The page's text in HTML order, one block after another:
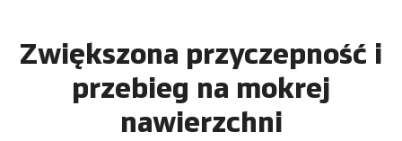
Zwiększona przyczepność i
przebieg na mokrej
nawierzchni